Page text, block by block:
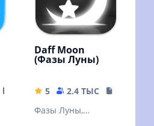
152.94 MB
Daff Moon
(Фазы Луны)
5 2.4 ТЫС
Фазы Луны,